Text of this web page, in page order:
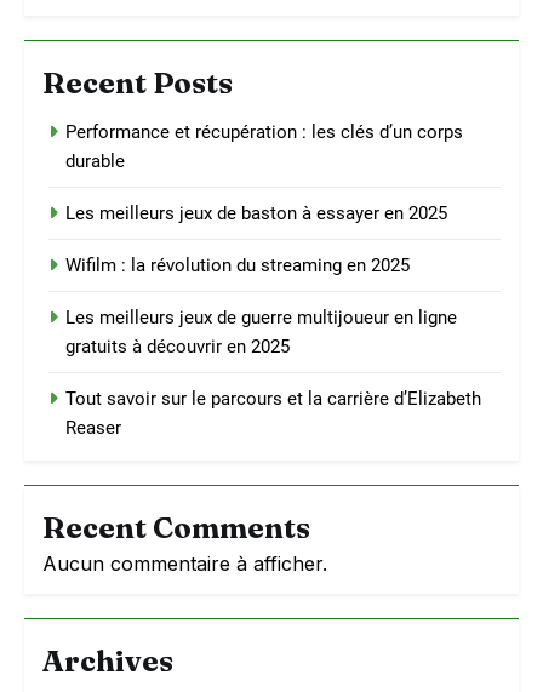
Recent Posts
Performance et récupération : les clés d’un corps
durable
Les meilleurs jeux de baston à essayer en 2025
Wifilm : la révolution du streaming en 2025
Les meilleurs jeux de guerre multijoueur en ligne
gratuits à découvrir en 2025
Tout savoir sur le parcours et la carrière d’Elizabeth
Reaser
Recent Comments
Aucun commentaire à afficher.
Archives